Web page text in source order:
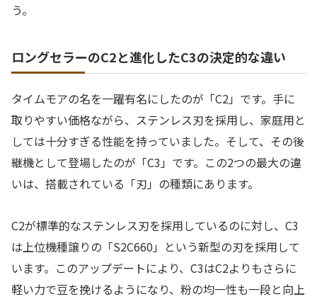
う。
ロングセラーのC2と進化したC3の決定的な違い
タイムモアの名を一躍有名にしたのが「C2」です。手に
取りやすい価格ながら、ステンレス刃を採用し、家庭用と
しては十分すぎる性能を持っていました。そして、その後
継機として登場したのが「C3」です。この2つの最大の違
いは、搭載されている「刃」の種類にあります。
C2が標準的なステンレス刃を採用しているのに対し、C3
は上位機種譲りの「S2C660」という新型の刃を採用して
います。このアップデートにより、C3はC2よりもさらに
軽い力で豆を挽けるようになり、粉の均一性も一段と向上